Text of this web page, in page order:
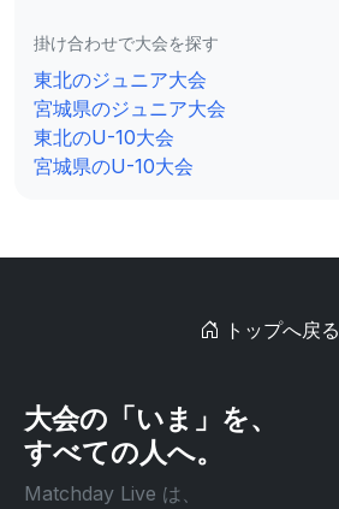
掛け合わせで大会を探す
東北のジュニア大会
宮城県のジュニア大会
東北のU-10大会
宮城県のU-10大会
トップへ戻る
大会の「いま」を、
すべての人へ。
Matchday Live は、